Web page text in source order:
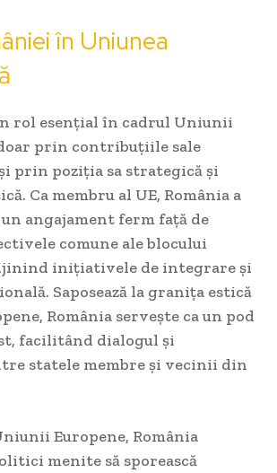
în Uniunea
rol esențial în cadrul Uniunii
prin contribuțiile sale
prin poziția sa strategică și
Ca membru al UE, România a
angajament ferm față de
comune ale blocului
inițiativele de integrare și
Saposează la granița estică
România servește ca un pod
facilitând dialogul și
statele membre și vecinii din
Europene, România
menite să sporească